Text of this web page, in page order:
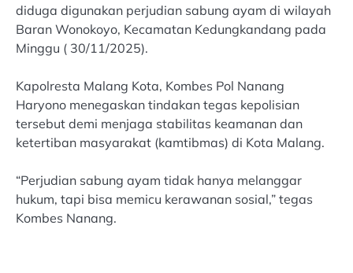
diduga digunakan perjudian sabung ayam di wilayah
Baran Wonokoyo, Kecamatan Kedungkandang pada
Minggu ( 30/11/2025).
Kapolresta Malang Kota, Kombes Pol Nanang
Haryono menegaskan tindakan tegas kepolisian
tersebut demi menjaga stabilitas keamanan dan
ketertiban masyarakat (kamtibmas) di Kota Malang.
“Perjudian sabung ayam tidak hanya melanggar
hukum, tapi bisa memicu kerawanan sosial,” tegas
Kombes Nanang.